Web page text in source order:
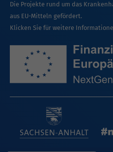
Die Projekte rund um das
aus EU-Mitteln gefördert.
Klicken Sie für weitere